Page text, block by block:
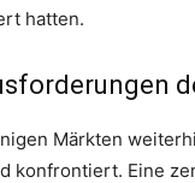
hatten.
Märkten
konfrontiert. Eine